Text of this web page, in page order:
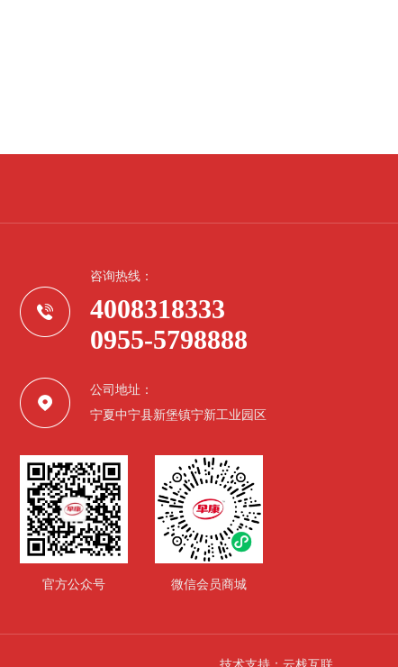
咨询热线：
4008318333
0955-5798888
公司地址：
宁夏中宁县新堡镇宁新工业园区
官方公众号 微信会员商城